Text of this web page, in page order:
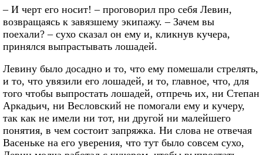
– И черт его носит! – проговорил про себя Левин,
возвращаясь к завязшему экипажу. – Зачем вы
поехали? – сухо сказал он ему и, кликнув кучера,
принялся выпрастывать лошадей.
Левину было досадно и то, что ему помешали стрелять,
и то, что увязили его лошадей, и то, главное, что, для
того чтобы выпростать лошадей, отпречь их, ни Степан
Аркадьич, ни Весловский не помогали ему и кучеру,
так как не имели ни тот, ни другой ни малейшего
понятия, в чем состоит запряжка. Ни слова не отвечая
Васеньке на его уверения, что тут было совсем сухо,